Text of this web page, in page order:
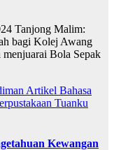
Tanjong Malim:
bagi Kolej Awang
Bola Sepak
Artikel Bahasa
Tuanku
Kewangan